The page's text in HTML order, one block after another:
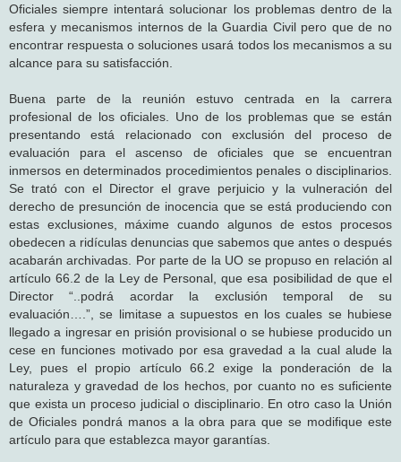
Oficiales siempre intentará solucionar los problemas dentro de la
esfera y mecanismos internos de la Guardia Civil pero que de no
encontrar respuesta o soluciones usará todos los mecanismos a su
alcance para su satisfacción.
Buena parte de la reunión estuvo centrada en la carrera
profesional de los oficiales. Uno de los problemas que se están
presentando está relacionado con exclusión del proceso de
evaluación para el ascenso de oficiales que se encuentran
inmersos en determinados procedimientos penales o disciplinarios.
Se trató con el Director el grave perjuicio y la vulneración del
derecho de presunción de inocencia que se está produciendo con
estas exclusiones, máxime cuando algunos de estos procesos
obedecen a ridículas denuncias que sabemos que antes o después
acabarán archivadas. Por parte de la UO se propuso en relación al
artículo 66.2 de la Ley de Personal, que esa posibilidad de que el
Director “..podrá acordar la exclusión temporal de su
evaluación….”, se limitase a supuestos en los cuales se hubiese
llegado a ingresar en prisión provisional o se hubiese producido un
cese en funciones motivado por esa gravedad a la cual alude la
Ley, pues el propio artículo 66.2 exige la ponderación de la
naturaleza y gravedad de los hechos, por cuanto no es suficiente
que exista un proceso judicial o disciplinario. En otro caso la Unión
de Oficiales pondrá manos a la obra para que se modifique este
artículo para que establezca mayor garantías.